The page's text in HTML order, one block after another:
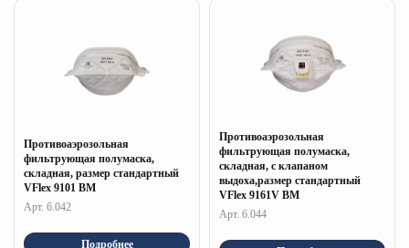
Противоаэрозольная
фильтрующая полумаска,
складная, размер стандартный
VFlex 9101 ВM
Арт. 6.042
Подробнее
Противоаэрозольная
фильтрующая полумаска,
складная, с клапаном
выдоха,размер стандартный
VFlex 9161V ВМ
Арт. 6.044